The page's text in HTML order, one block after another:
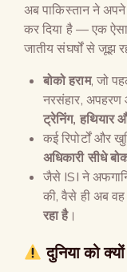
अब पाकिस्तान ने
कर दिया है — एक ऐसा
जातीय संघर्षों से जूझ
बोको हराम, जो
नरसंहार,
ट्रेनिंग, हथियार
कई रिपोर्टों और
अधिकारी सीधे
जैसे ISI ने
की, वैसे ही अब
रहा है।
दुनिया को